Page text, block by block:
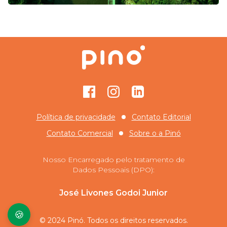
FacebookInstagramGitHub
Política de privacidade
Contato Editorial
Contato Comercial
Sobre o a Pinó
Nosso Encarregado pelo tratamento de
Dados Pessoais (DPO):
José Livones Godoi Junior
© 2024 Pinó. Todos os direitos reservados.
🍪